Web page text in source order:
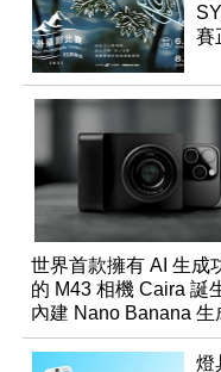
賽
世界首款擁有 AI 生成
的 M43 相機 Caira 誕
內建 Nano Banana 生
AI
燈